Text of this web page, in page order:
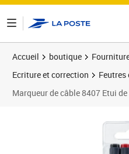
Accueil boutique
Ecriture et correction
Feutres
Marqueur de câble 8407 Etui